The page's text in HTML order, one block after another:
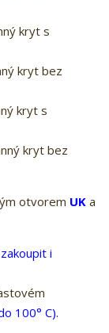
kryt s
kryt bez
kryt s
kryt bez
otvorem UK a
i
100° C).